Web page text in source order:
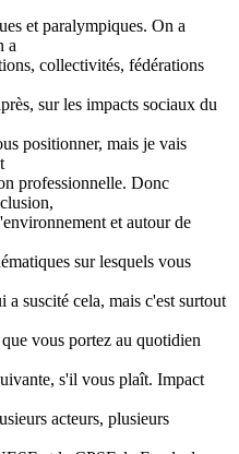
et paralympiques. On a
a
collectivités, fédérations
sur les impacts sociaux du
positionner, mais je vais
professionnelle. Donc
et autour de
sur lesquels vous
a suscité cela, mais c'est surtout
vous portez au quotidien
s'il vous plaît. Impact
acteurs, plusieurs